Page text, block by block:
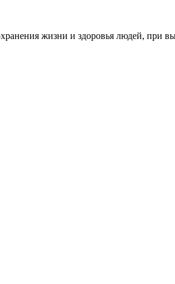
жизни и здоровья людей, при